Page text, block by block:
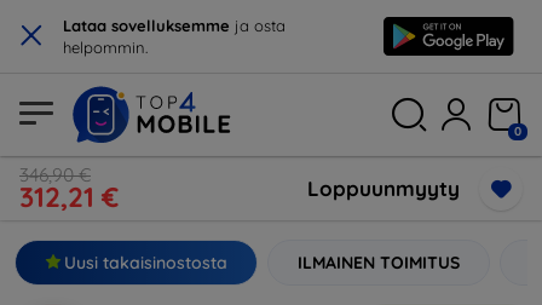
× Lataa sovelluksemme ja osta
helpommin.
0
346,90 €
312,21 € Loppuunmyyty
Uusi takaisinostosta ILMAINEN TOIMITUS